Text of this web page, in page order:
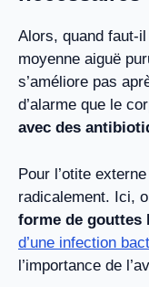
Alors, quand faut-
moyenne aiguë
s’améliore pas
d’alarme que le
avec des
Pour l’otite
radicalement. Ici,
forme de gouttes
d’une infection
l’importance de